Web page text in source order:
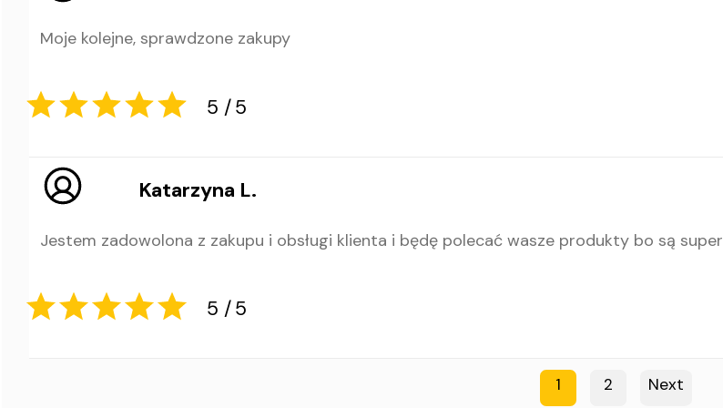
Moje kolejne, sprawdzone zakupy
Katarzyna L.
Jestem zadowolona z zakupu i obsługi klienta i będę polecać wasze produkty bo są super
1 2 Next